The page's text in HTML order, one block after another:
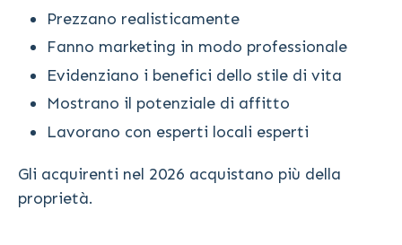
Prezzano realisticamente
Fanno marketing in modo professionale
Evidenziano i benefici dello stile di vita
Mostrano il potenziale di affitto
Lavorano con esperti locali esperti
Gli acquirenti nel 2026 acquistano più della
proprietà.